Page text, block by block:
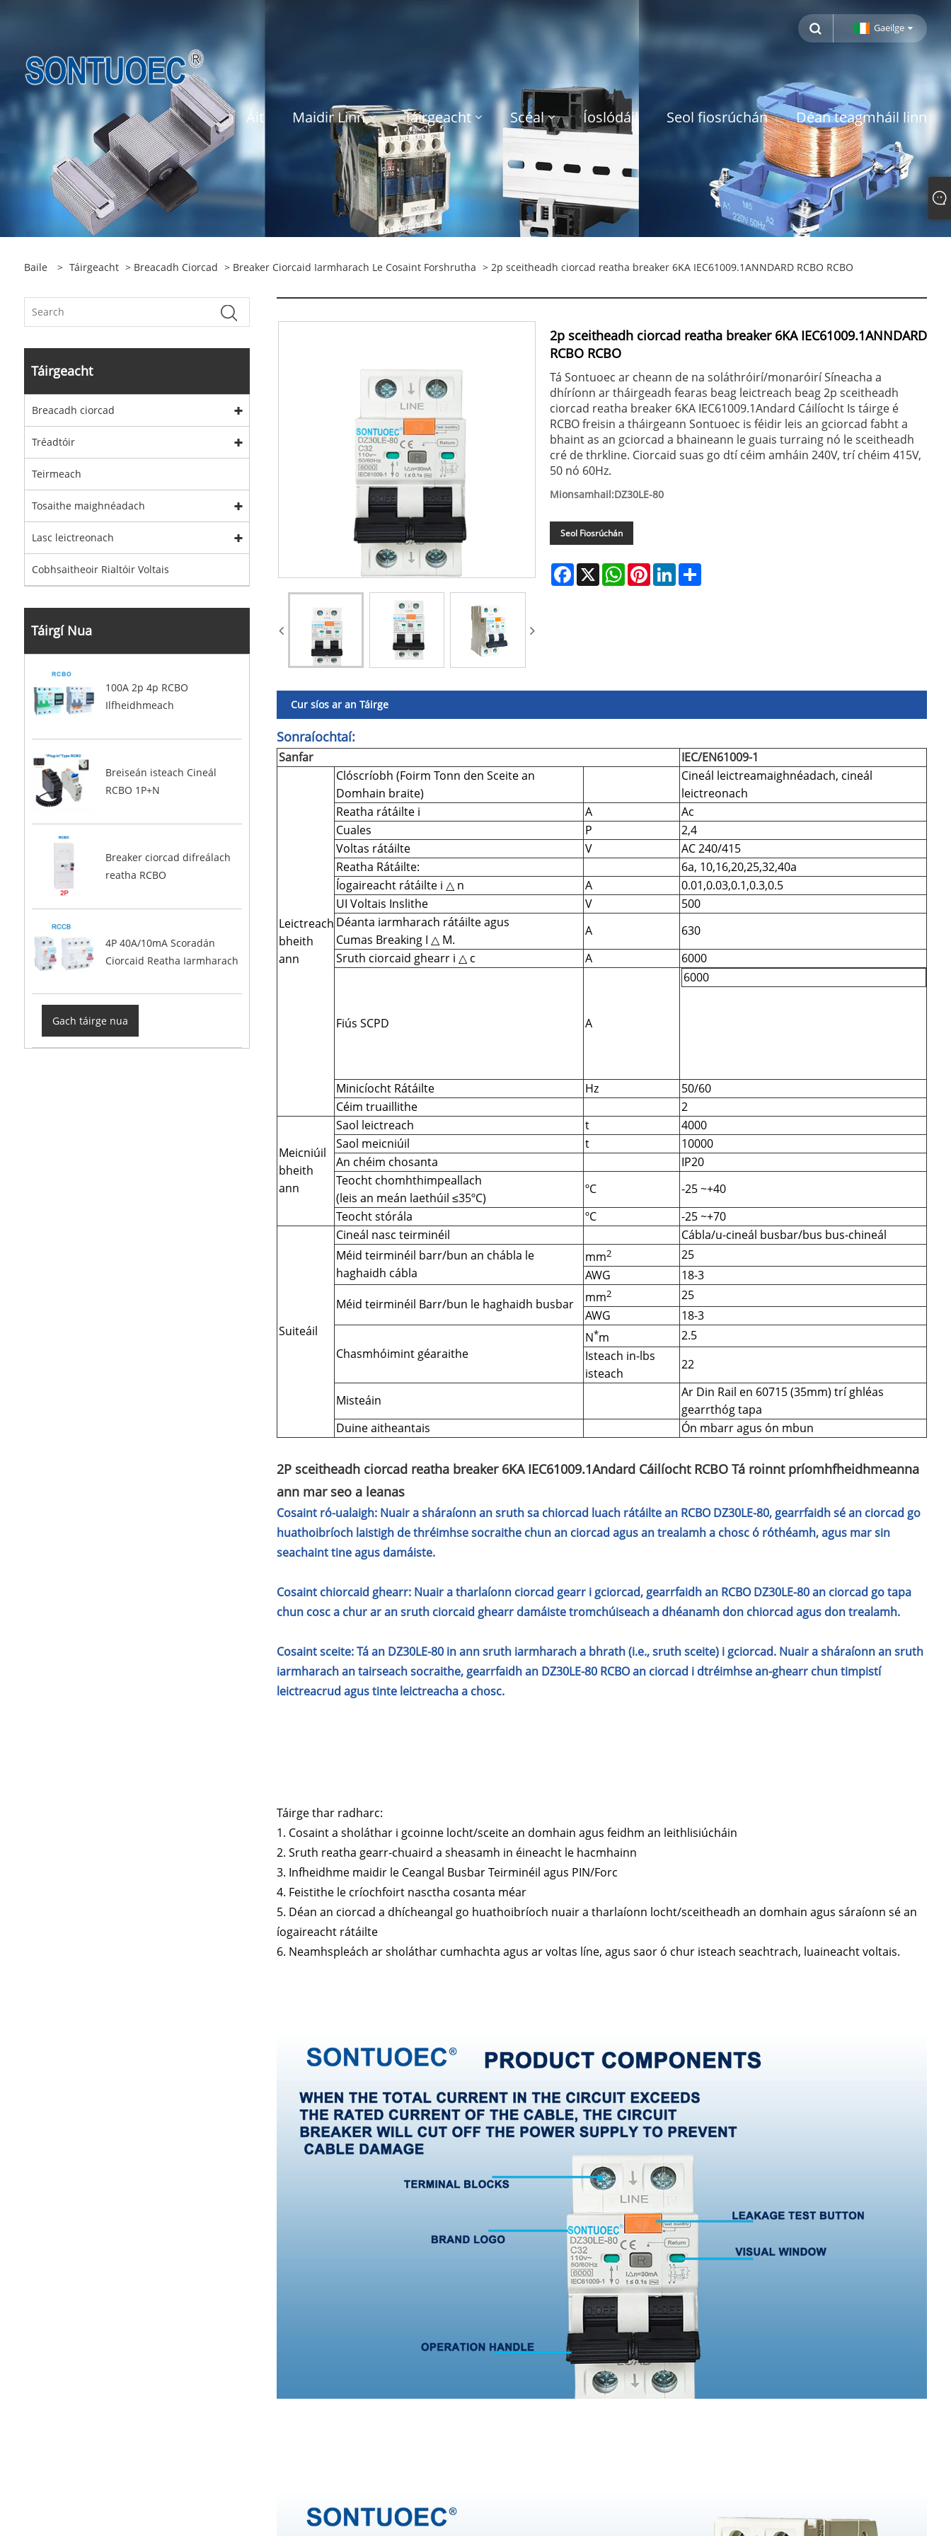
Gaeilge
Áit Maidir Linn Táirgeacht Scéal Íoslódáil Seol fiosrúchán Déan teagmháil linn
Baile > Táirgeacht > Breacadh Ciorcad > Breaker Ciorcaid Iarmharach Le Cosaint Forshrutha > 2p sceitheadh ciorcad reatha breaker 6KA IEC61009.1ANNDARD RCBO RCBO
Táirgeacht
Breacadh ciorcad
Tréadtóir
Teirmeach
Tosaithe maighnéadach
Lasc leictreonach
Cobhsaitheoir Rialtóir Voltais
Táirgí Nua
100A 2p 4p RCBO
Ilfheidhmeach
Breiseán isteach Cineál
RCBO 1P+N
Breaker ciorcad difreálach
reatha RCBO
4P 40A/10mA Scoradán
Ciorcaid Reatha Iarmharach
Gach táirge nua
2p sceitheadh ciorcad reatha breaker 6KA IEC61009.1ANNDARD
RCBO RCBO
Tá Sontuoec ar cheann de na soláthróirí/monaróirí Síneacha a
dhíríonn ar tháirgeadh fearas beag leictreach beag 2p sceitheadh
ciorcad reatha breaker 6KA IEC61009.1Andard Cáilíocht Is táirge é
RCBO freisin a tháirgeann Sontuoec is féidir leis an gciorcad fabht a
bhaint as an gciorcad a bhaineann le guais turraing nó le sceitheadh
cré de thrkline. Ciorcaid suas go dtí céim amháin 240V, trí chéim 415V,
50 nó 60Hz.
Mionsamhail:DZ30LE-80
Seol Fiosrúchán
Facebook
X WhatsApp
PinterestLinkedIn
Cur síos ar an Táirge
Sonraíochtaí:
Sanfar IEC/EN61009-1
Leictreach
bheith
ann
Clóscríobh (Foirm Tonn den Sceite an
Domhain braite)
Cineál leictreamaighnéadach, cineál
leictreonach
Reatha rátáilte i
A
Ac
Cuales
P
2,4
Voltas rátáilte
V
AC 240/415
Reatha Rátáilte:
6a, 10,16,20,25,32,40a
Íogaireacht rátáilte i △ n
A
0.01,0.03,0.1,0.3,0.5
UI Voltais Inslithe
V
500
Déanta iarmharach rátáilte agus
Cumas Breaking I △ M.
A
630
Sruth ciorcaid ghearr i △ c
A 6000
Fiús SCPD A
6000
Minicíocht Rátáilte Hz
50/60
Céim truaillithe
2
Meicniúil
bheith
ann
Saol leictreach t
4000
Saol meicniúil
t
10000
An chéim chosanta
IP20
Teocht chomhthimpeallach
(leis an meán laethúil ≤35ºC)
ºC
-25 ~+40
Teocht stórála
ºC -25 ~+70
Suiteáil
Cineál nasc teirminéil
Cábla/u-cineál busbar/bus bus-chineál
Méid teirminéil barr/bun an chábla le
haghaidh cábla
mm2
25
AWG
18-3
Méid teirminéil Barr/bun le haghaidh busbar
mm2
25
AWG
18-3
Chasmhóimint géaraithe
N*m
2.5
Isteach in-lbs
isteach
22
Misteáin
Ar Din Rail en 60715 (35mm) trí ghléas
gearrthóg tapa
Duine aitheantais
Ón mbarr agus ón mbun
2P sceitheadh ciorcad reatha breaker 6KA IEC61009.1Andard Cáilíocht RCBO Tá roinnt príomhfheidhmeanna
ann mar seo a leanas
Cosaint ró-ualaigh: Nuair a sháraíonn an sruth sa chiorcad luach rátáilte an RCBO DZ30LE-80, gearrfaidh sé an ciorcad go
huathoibríoch laistigh de thréimhse socraithe chun an ciorcad agus an trealamh a chosc ó róthéamh, agus mar sin
seachaint tine agus damáiste.
Cosaint chiorcaid ghearr: Nuair a tharlaíonn ciorcad gearr i gciorcad, gearrfaidh an RCBO DZ30LE-80 an ciorcad go tapa
chun cosc a chur ar an sruth ciorcaid ghearr damáiste tromchúiseach a dhéanamh don chiorcad agus don trealamh.
Cosaint sceite: Tá an DZ30LE-80 in ann sruth iarmharach a bhrath (i.e., sruth sceite) i gciorcad. Nuair a sháraíonn an sruth
iarmharach an tairseach socraithe, gearrfaidh an DZ30LE-80 RCBO an ciorcad i dtréimhse an-ghearr chun timpistí
leictreacrud agus tinte leictreacha a chosc.
Táirge thar radharc:
1. Cosaint a sholáthar i gcoinne locht/sceite an domhain agus feidhm an leithlisiúcháin
2. Sruth reatha gearr-chuaird a sheasamh in éineacht le hacmhainn
3. Infheidhme maidir le Ceangal Busbar Teirminéil agus PIN/Forc
4. Feistithe le críochfoirt nasctha cosanta méar
5. Déan an ciorcad a dhícheangal go huathoibríoch nuair a tharlaíonn locht/sceitheadh an domhain agus sáraíonn sé an
íogaireacht rátáilte
6. Neamhspleách ar sholáthar cumhachta agus ar voltas líne, agus saor ó chur isteach seachtrach, luaineacht voltais.